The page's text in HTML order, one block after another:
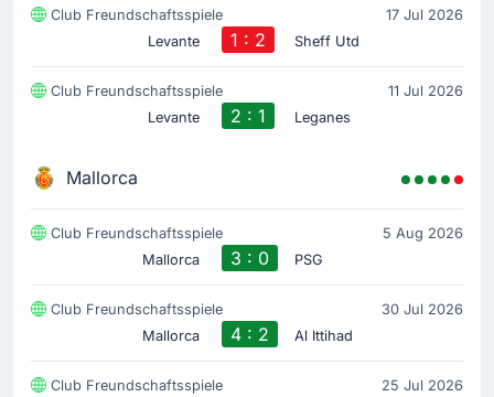
Club Freundschaftsspiele
17 Jul 2026
Levante
1 : 2 Sheff Utd
Club Freundschaftsspiele
11 Jul 2026
Levante
2 : 1 Leganes
Mallorca
Club Freundschaftsspiele
5 Aug 2026
Mallorca
3 : 0 PSG
Club Freundschaftsspiele
30 Jul 2026
Mallorca
4 : 2 Al Ittihad
Club Freundschaftsspiele
25 Jul 2026